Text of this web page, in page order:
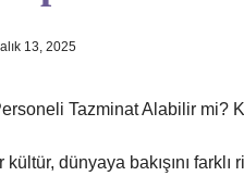
13, 2025
Tazminat Alabilir mi?
kültür, dünyaya bakışını